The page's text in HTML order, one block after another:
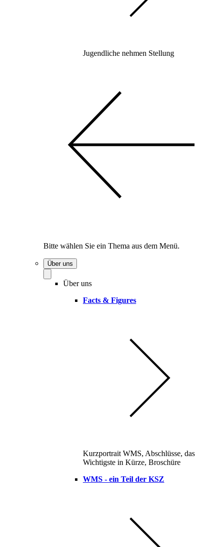
Jugendliche nehmen Stellung
Bitte wählen Sie ein Thema aus dem Menü.
Über uns
Über uns
Facts & Figures
Kurzportrait WMS, Abschlüsse, das
Wichtigste in Kürze, Broschüre
WMS - ein Teil der KSZ